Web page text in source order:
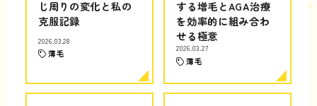
じ周りの変化と私の
克服記録
2026.03.28
薄毛
する増毛とAGA治療
を効率的に組み合わ
せる極意
2026.03.27
薄毛